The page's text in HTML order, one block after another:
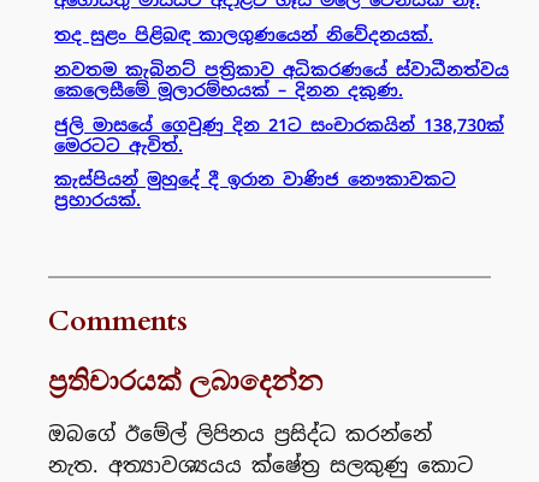
තද සුළං පිළිබඳ කාලගුණයෙන් නිවේදනයක්.
නවතම කැබිනට් පත්‍රිකාව අධිකරණයේ ස්වාධීනත්වය
කෙලෙසීමේ මූලාරම්භයක් – දිනන දකුණ.
ජුලි මාසයේ ගෙවුණු දින 21ට සංචාරකයින් 138,730ක්
මෙරටට ඇවිත්.
කැස්පියන් මුහුදේ දී ඉරාන වාණිජ නෞකාවකට
ප්‍රහාරයක්.
Comments
ප්‍රතිචාරයක් ලබාදෙන්න
ඔබගේ ඊමේල් ලිපිනය ප්‍රසිද්ධ කරන්නේ
නැත. අත්‍යාවශ්‍යයය ක්ෂේත්‍ර සලකුණු කොට